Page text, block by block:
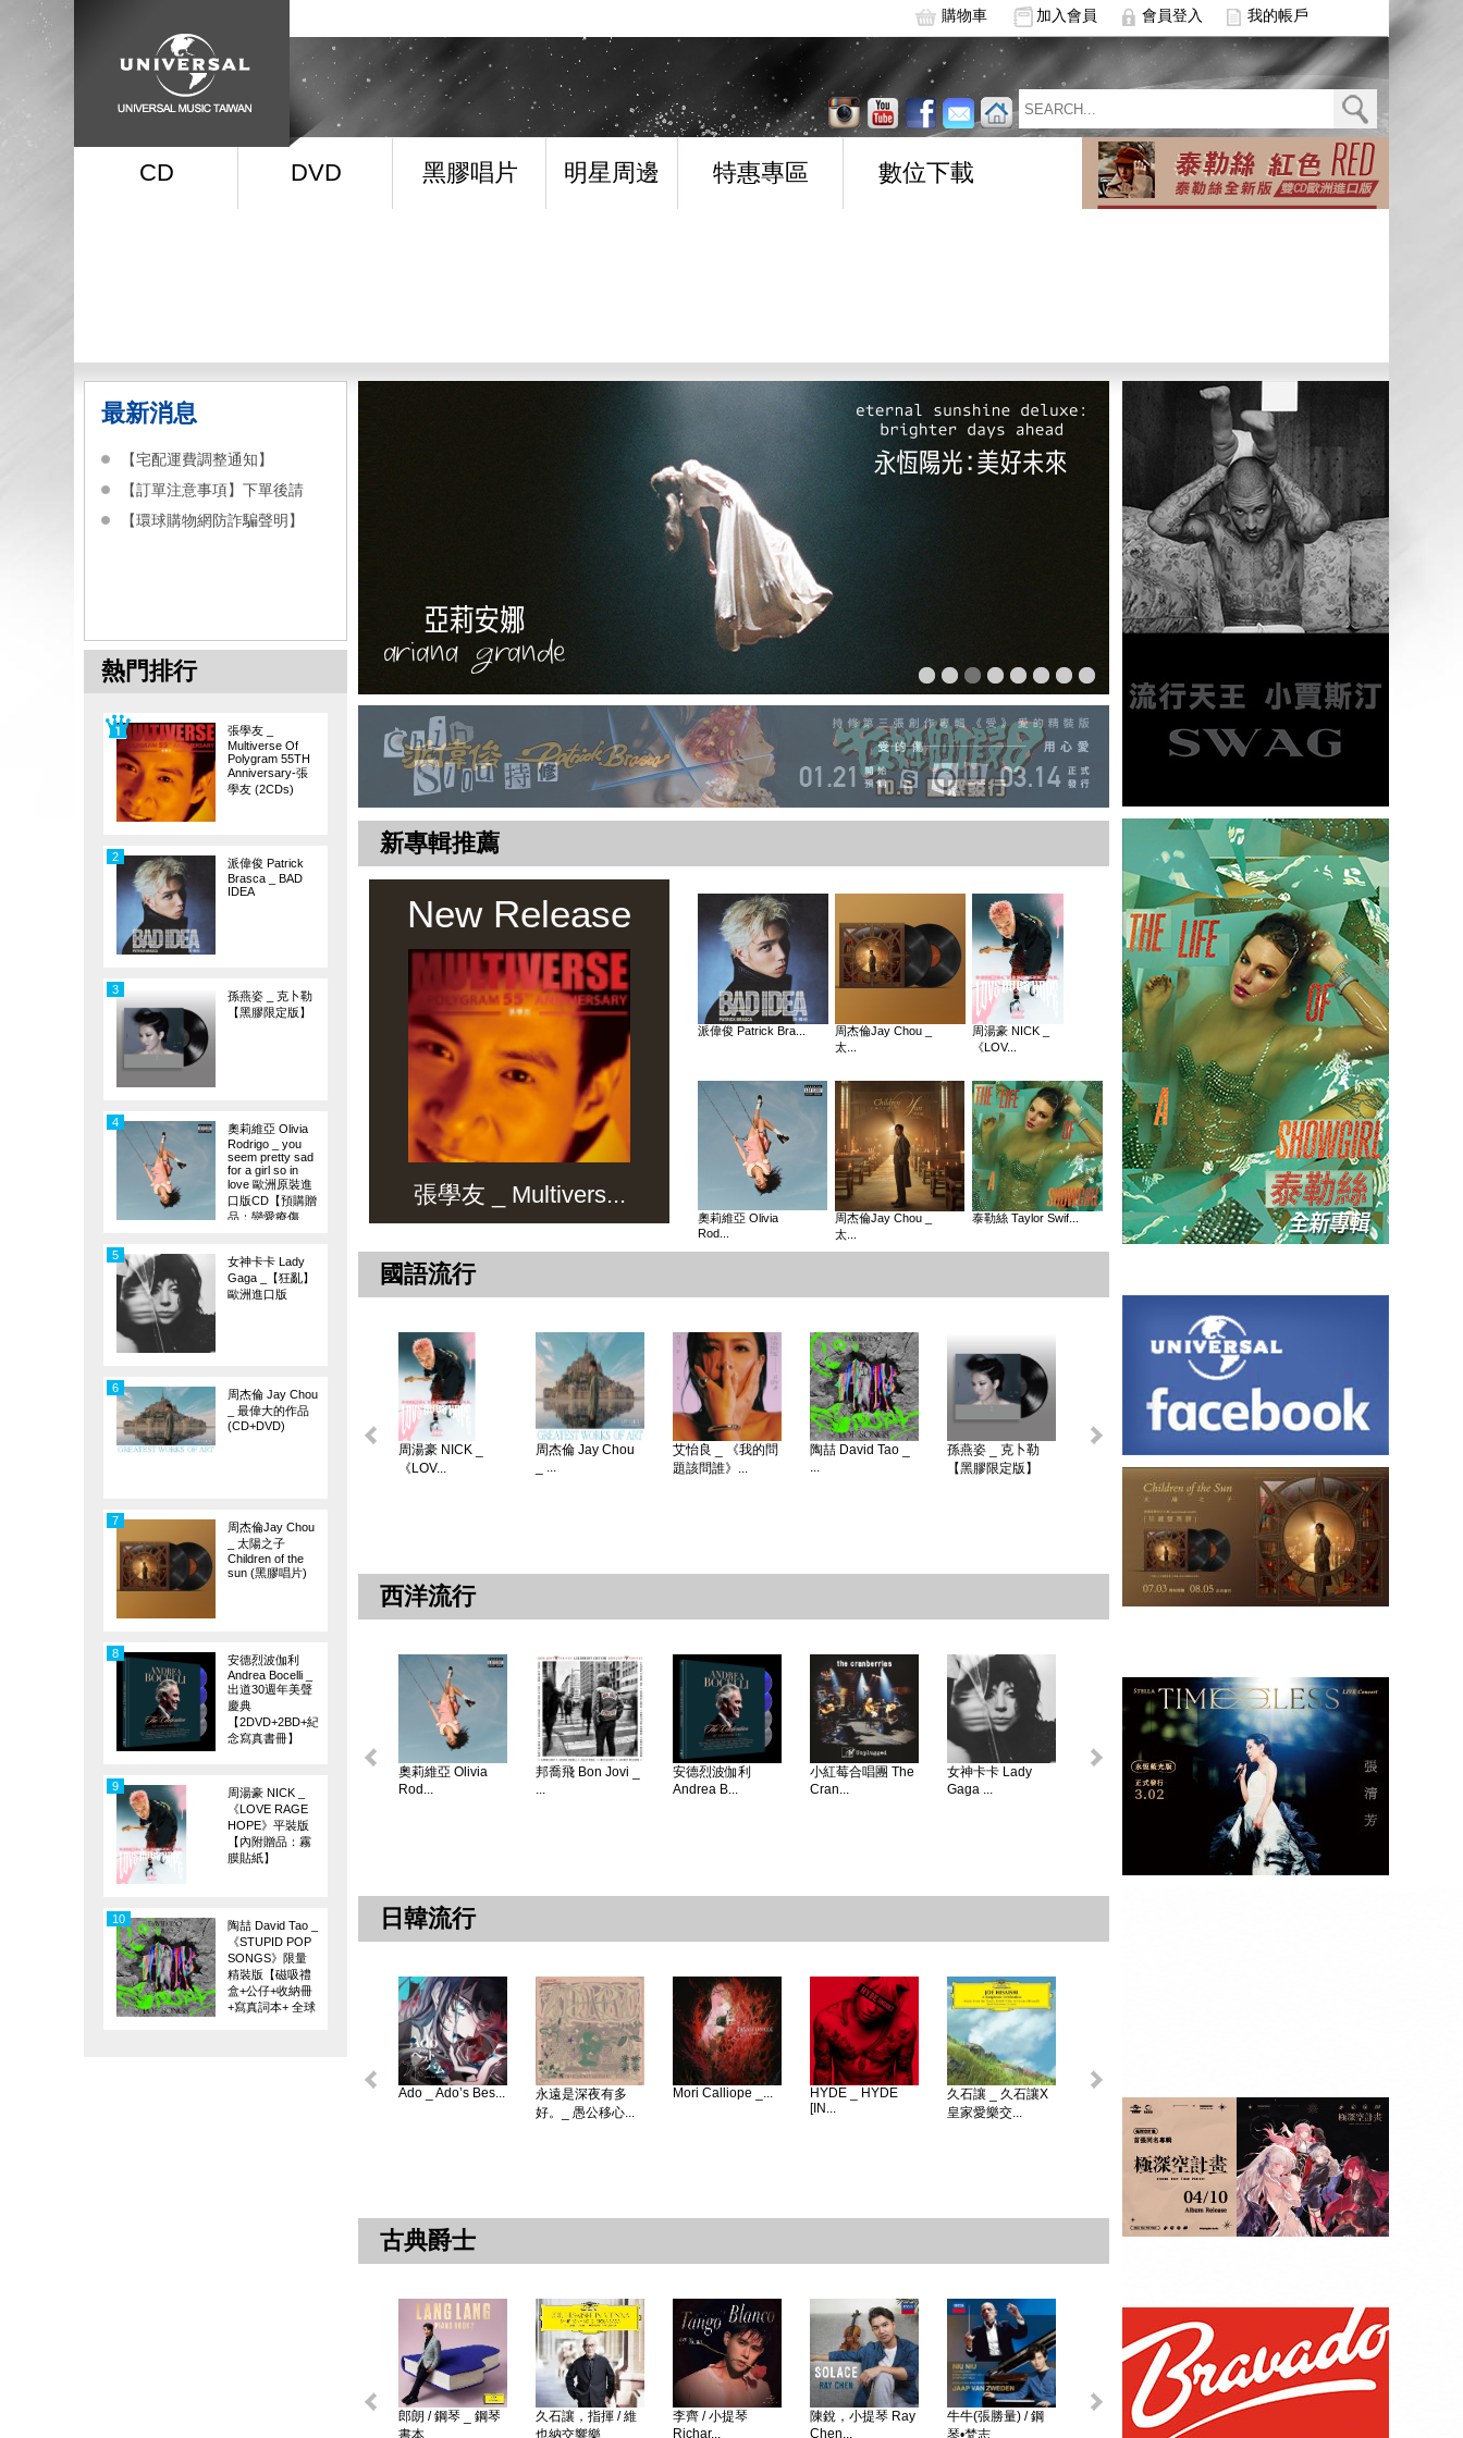
購物車 加入會員 會員登入 我的帳戶
CD DVD 黑膠唱片 明星周邊 特惠專區 數位下載
最新消息
【宅配運費調整通知】
【訂單注意事項】下單後請
【環球購物網防詐騙聲明】
熱門排行
張學友 _
Multiverse Of
Polygram 55TH
Anniversary-張
學友 (2CDs)
派偉俊 Patrick
Brasca _ BAD
IDEA
2
孫燕姿 _ 克卜勒
【黑膠限定版】
3
奧莉維亞 Olivia
Rodrigo _ you
seem pretty sad
for a girl so in
love 歐洲原裝進
口版CD【預購贈
品：戀愛療傷
4
女神卡卡 Lady
Gaga _【狂亂】
歐洲進口版
5
周杰倫 Jay Chou
_ 最偉大的作品
(CD+DVD)
6
周杰倫Jay Chou
_ 太陽之子
Children of the
sun (黑膠唱片)
7
安德烈波伽利
Andrea Bocelli _
出道30週年美聲
慶典
【2DVD+2BD+紀
念寫真書冊】
8
周湯豪 NICK _
《LOVE RAGE
HOPE》平裝版
【內附贈品：霧
膜貼紙】
9
陶喆 David Tao _
《STUPID POP
SONGS》限量
精裝版【磁吸禮
盒+公仔+收納冊
+寫真詞本+ 全球
10
新專輯推薦
New Release
張學友 _ Multivers...
派偉俊 Patrick Bra...
周杰倫Jay Chou _
太...
周湯豪 NICK _
《LOV...
奧莉維亞 Olivia
Rod...
周杰倫Jay Chou _
太...
泰勒絲 Taylor Swif...
國語流行
周湯豪 NICK _
《LOV...
周杰倫 Jay Chou
_ ...
艾怡良 _ 《我的問
題該問誰》...
陶喆 David Tao _
...
孫燕姿 _ 克卜勒
【黑膠限定版】
西洋流行
奧莉維亞 Olivia
Rod...
邦喬飛 Bon Jovi _
...
安德烈波伽利
Andrea B...
小紅莓合唱團 The
Cran...
女神卡卡 Lady
Gaga ...
怪奇比莉 BILLIE
蘿兒 Lorde _ 聖女
莎賓娜卡本特
Sabrina ...
日韓流行
Ado _ Ado’s Bes...
永遠是深夜有多
好。_ 愚公移心...
Mori Calliope _...
HYDE _ HYDE
[IN...
久石讓 _ 久石讓X
皇家愛樂交...
初音未來 _
MAGICAL ...
贈品：SPECIAL
BOOK+視覺貼紙
10張SET+特典影
古典爵士
郎朗 / 鋼琴 _ 鋼琴
書本 ...
久石讓，指揮 / 維
也納交響樂...
李齊 / 小提琴
Richar...
陳銳，小提琴 Ray
Chen...
牛牛(張勝量) / 鋼
琴•梵志...
戴安娜‧克瑞兒
環球DG古典音樂